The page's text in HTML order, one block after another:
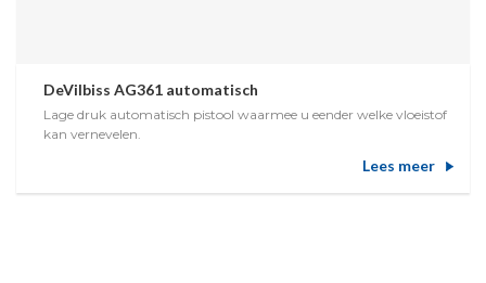
DeVilbiss AG361 automatisch
Lage druk automatisch pistool waarmee u eender welke vloeistof
kan vernevelen.
Lees meer